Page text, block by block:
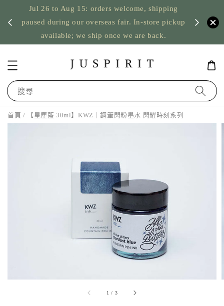
Jul 26 to Aug 15: orders welcome, shipping
paused during our overseas fair. In-store pickup
available; we ship once we are back.
US
搜尋
首頁 / 【星塵藍 30ml】KWZ｜鋼筆閃粉墨水 閃耀時刻系列
1 / 3